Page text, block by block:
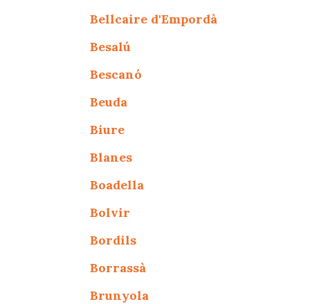
Bellcaire d'Empordà
Besalú
Bescanó
Beuda
Biure
Blanes
Boadella
Bolvir
Bordils
Borrassà
Brunyola